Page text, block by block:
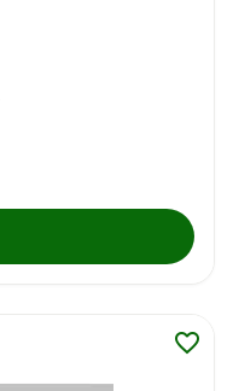
favorite_border